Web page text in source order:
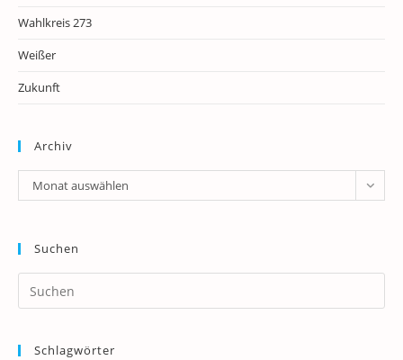
Wahlkreis 273
Weißer
Zukunft
Archiv
Archiv
Monat auswählen
Suchen
Schlagwörter